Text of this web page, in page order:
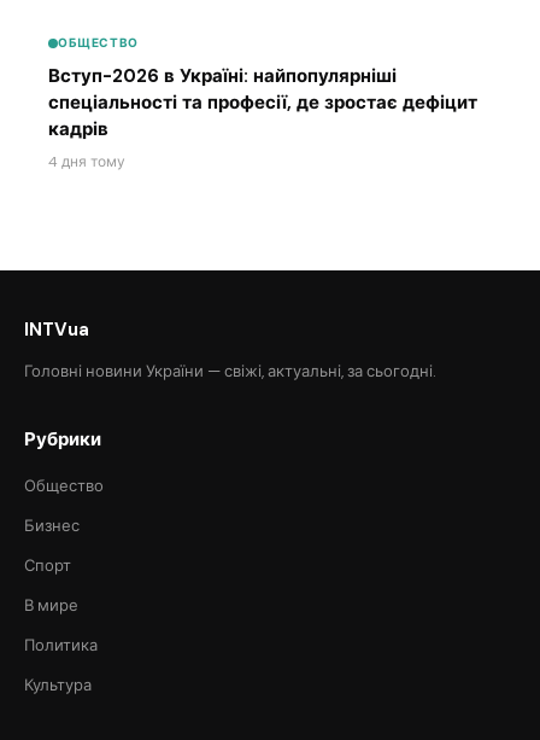
ОБЩЕСТВО
Вступ-2026 в Україні: найпопулярніші
спеціальності та професії, де зростає дефіцит
кадрів
4 дня тому
INTVua
Головні новини України — свіжі, актуальні, за сьогодні.
Рубрики
Общество
Бизнес
Спорт
В мире
Политика
Культура